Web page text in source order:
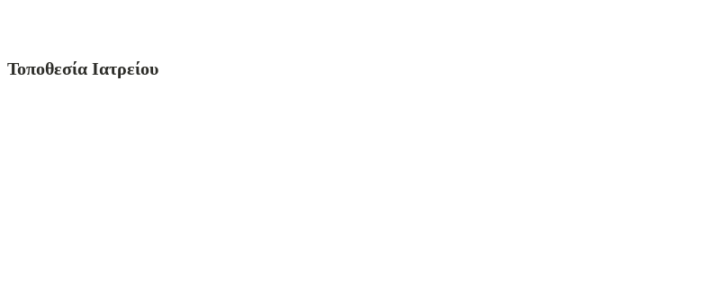
Τοποθεσία Ιατρείου